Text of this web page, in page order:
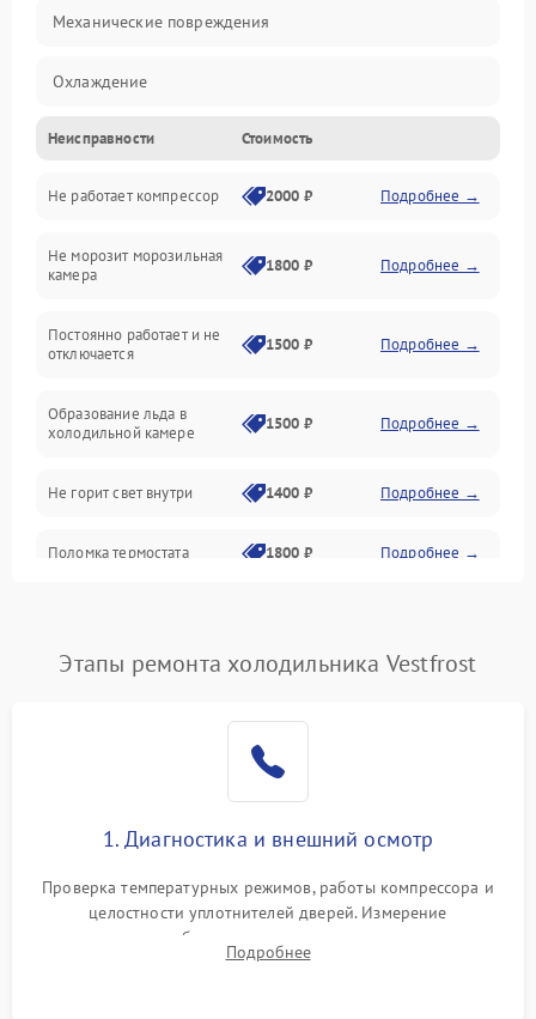
Механические повреждения
Охлаждение
Механика
Электропитание
Дренаж
Неисправности Стоимость
Не работает компрессор 2000 ₽ Подробнее →
Не морозит морозильная
камера
1800 ₽ Подробнее →
Постоянно работает и не
отключается
1500 ₽ Подробнее →
Образование льда в
холодильной камере
1500 ₽ Подробнее →
Не горит свет внутри 1400 ₽ Подробнее →
Поломка термостата 1800 ₽ Подробнее →
Поломка системы No Frost 2600 ₽ Подробнее →
работе
2000 ₽ Подробнее →
1000 ₽
Этапы ремонта холодильника Vestfrost
1. Диагностика и внешний осмотр
Проверка температурных режимов, работы компрессора и
целостности уплотнителей дверей. Измерение
сопротивления обмоток мотора, проверка термостата и
считывание кодов ошибок с электронного дисплея.
Подробнее